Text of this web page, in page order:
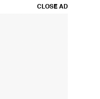
CLOSE AD